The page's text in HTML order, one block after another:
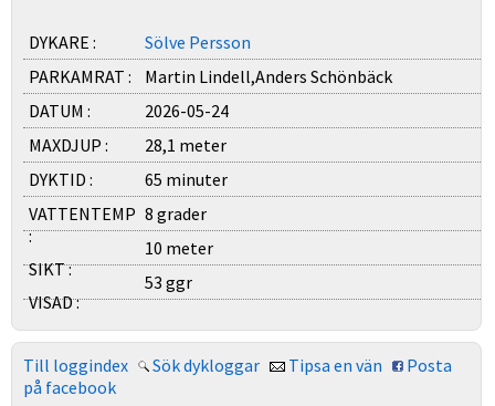
DYKARE :
Sölve Persson
PARKAMRAT :
Martin Lindell,Anders Schönbäck
DATUM :
2026-05-24
MAXDJUP :
28,1 meter
DYKTID :
65 minuter
VATTENTEMP
:
8 grader
SIKT :
10 meter
VISAD :
53 ggr
Till loggindex Sök dykloggar Tipsa en vän
Posta
på facebook